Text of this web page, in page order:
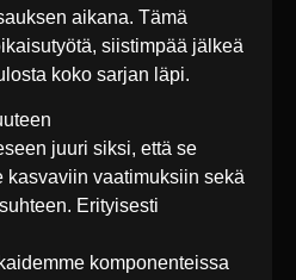
aikana. Tämä
siistimpää jälkeä
koko sarjan läpi.
juuri siksi, että se
kasvaviin vaatimuksiin sekä
Erityisesti
komponenteissa